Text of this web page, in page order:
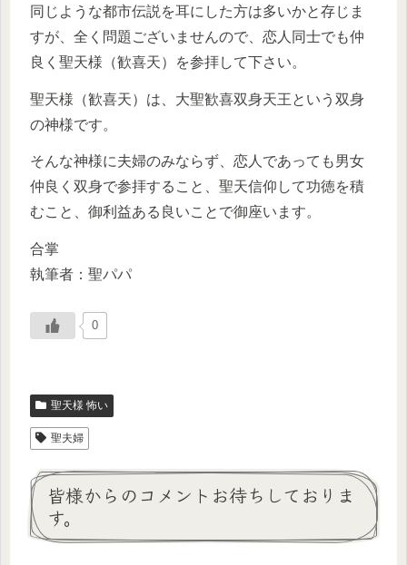
同じような都市伝説を耳にした方は多いかと存じま
すが、全く問題ございませんので、恋人同士でも仲
良く聖天様（歓喜天）を参拝して下さい。
聖天様（歓喜天）は、大聖歓喜双身天王という双身
の神様です。
そんな神様に夫婦のみならず、恋人であっても男女
仲良く双身で参拝すること、聖天信仰して功徳を積
むこと、御利益ある良いことで御座います。
合掌
執筆者：聖パパ
0
聖天様 怖い
聖夫婦
皆様からのコメントお待ちしておりま
す。